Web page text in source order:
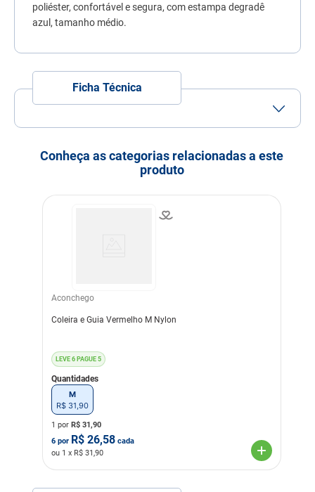
poliéster, confortável e segura, com estampa degradê
azul, tamanho médio.
Ficha Técnica
Conheça as categorias relacionadas a este
produto
Aconchego
Coleira e Guia Vermelho M Nylon
LEVE 6 PAGUE 5
Quantidades
M
R$ 31 90
1 por R$ 31,90
6 por R$ 26,58 cada
ou 1 x R$ 31,90
7
quatree
ração premier